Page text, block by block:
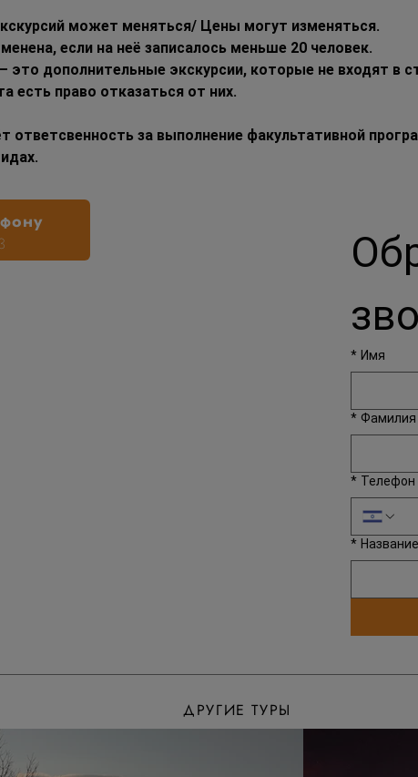
может меняться/ Цены могут изменяться.
если на неё записалось меньше 20 человек.
это дополнительные экскурсии, которые не входят в
есть право отказаться от них.
ответсвенность за выполнение факультативной
* Имя
* Фамилия
* Телефон
*
ДРУГИЕ ТУРЫ